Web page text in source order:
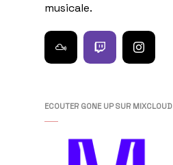
musicale.
ECOUTER GONE UP SUR MIXCLOUD